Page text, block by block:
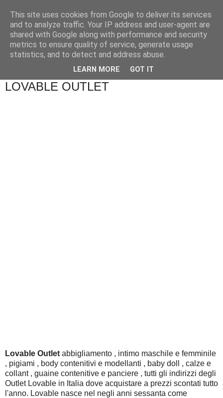
LOVABLE OUTLET
Lovable Outlet abbigliamento , intimo maschile e femminile
, pigiami , body contenitivi e modellanti , baby doll , calze e
collant , guaine contenitive e panciere , tutti gli indirizzi degli
Outlet Lovable in Italia dove acquistare a prezzi scontati tutto
l'anno. Lovable nasce nel negli anni sessanta come
This site uses cookies from Google to deliver its services
and to analyze traffic. Your IP address and user-agent are
shared with Google along with performance and security
metrics to ensure quality of service, generate usage
statistics, and to detect and address abuse.
LEARN MORE GOT IT